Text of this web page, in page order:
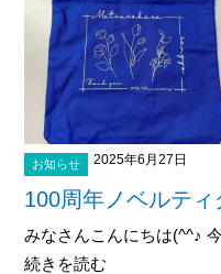
お知らせ 2025年6月27日
100周年ノベルティ
みなさんこんにちは(^^♪
続きを読む